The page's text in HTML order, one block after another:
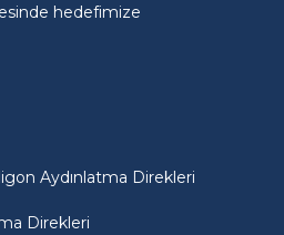
hedefimize
Aydınlatma Direkleri
Direkleri